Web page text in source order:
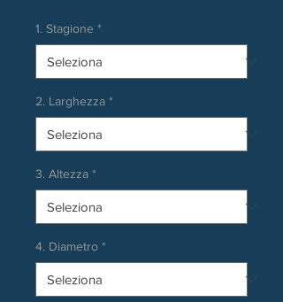
1. Stagione *
2. Larghezza *
3. Altezza *
4. Diametro *